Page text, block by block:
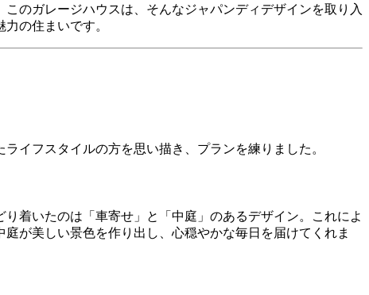
のガレージハウスは、そんなジャパンディデザインを取り入
の住まいです。
イフスタイルの方を思い描き、プランを練りました。
着いたのは「車寄せ」と「中庭」のあるデザイン。これによ
が美しい景色を作り出し、心穏やかな毎日を届けてくれま